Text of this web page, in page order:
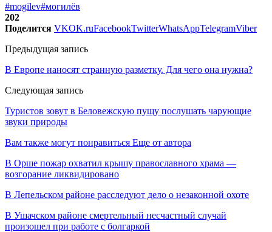
#mogilev#могилёв
202
Поделится VKOK.ruFacebookTwitterWhatsAppTelegramViber
Предыдущая запись
В Европе наносят странную разметку. Для чего она нужна?
Следующая запись
Туристов зовут в Беловежскую пущу послушать чарующие
звуки природы
Вам также могут понравиться Еще от автора
В Орше пожар охватил крышу православного храма —
возгорание ликвидировано
В Лепельском районе расследуют дело о незаконной охоте
В Ушачском районе смертельный несчастный случай
произошел при работе с болгаркой